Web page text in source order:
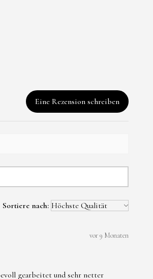
Eine Rezension schreiben
Sortiere nach:
vor 9 Monaten
gearbeitet und sehr netter